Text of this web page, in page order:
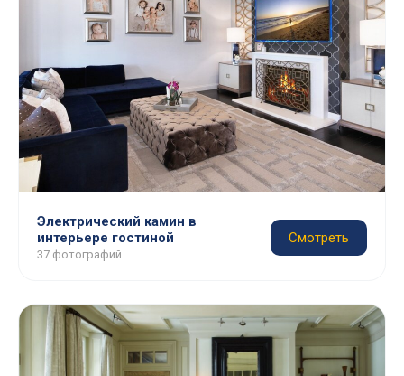
Электрический камин в
интерьере гостиной
37 фотографий
Смотреть